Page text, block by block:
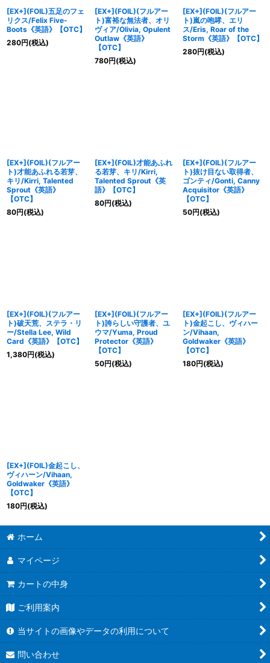
[EX+](FOIL)五足のフェ
リクス/Felix Five-
Boots《英語》【OTC】
280円(税込)
[EX+](FOIL)(フルアー
ト)富裕な無法者、オリ
ヴィア/Olivia, Opulent
Outlaw《英語》
【OTC】
780円(税込)
[EX+](FOIL)(フルアー
ト)嵐の咆哮、エリ
ス/Eris, Roar of the
Storm《英語》【OTC】
280円(税込)
[EX+](FOIL)(フルアー
ト)才能あふれる若芽、
キリ/Kirri, Talented
Sprout《英語》
【OTC】
80円(税込)
[EX+](FOIL)才能あふれ
る若芽、キリ/Kirri,
Talented Sprout《英
語》【OTC】
80円(税込)
[EX+](FOIL)(フルアー
ト)抜け目ない取得者、
ゴンティ/Gonti, Canny
Acquisitor《英語》
【OTC】
50円(税込)
[EX+](FOIL)(フルアー
ト)破天荒、ステラ・リ
ー/Stella Lee, Wild
Card《英語》【OTC】
1,380円(税込)
[EX+](FOIL)(フルアー
ト)誇らしい守護者、ユ
ウマ/Yuma, Proud
Protector《英語》
【OTC】
50円(税込)
[EX+](FOIL)(フルアー
ト)金起こし、ヴィハー
ン/Vihaan,
Goldwaker《英語》
【OTC】
180円(税込)
[EX+](FOIL)金起こし、
ヴィハーン/Vihaan,
Goldwaker《英語》
【OTC】
180円(税込)
ホーム
マイページ
カートの中身
ご利用案内
当サイトの画像やデータの利用について
問い合わせ